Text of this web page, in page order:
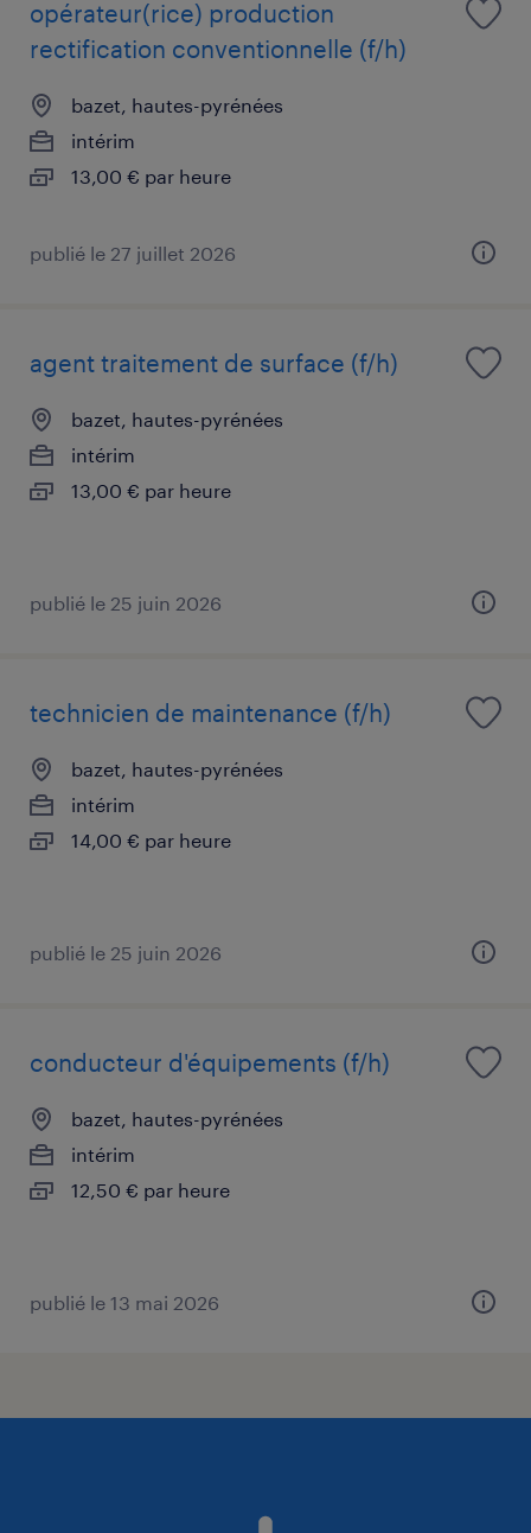
opérateur(rice) production
rectification conventionnelle (f/h)
bazet, hautes-pyrénées
intérim
13,00 € par heure
publié le 27 juillet 2026
agent traitement de surface (f/h)
bazet, hautes-pyrénées
intérim
13,00 € par heure
publié le 25 juin 2026
technicien de maintenance (f/h)
bazet, hautes-pyrénées
intérim
14,00 € par heure
publié le 25 juin 2026
conducteur d'équipements (f/h)
bazet, hautes-pyrénées
intérim
12,50 € par heure
publié le 13 mai 2026